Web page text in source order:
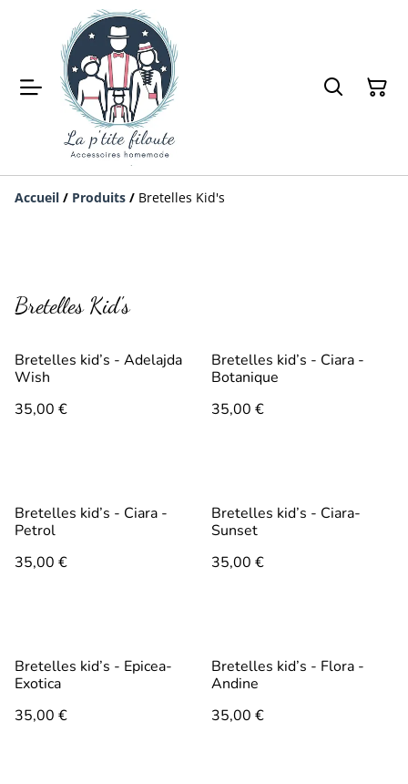
Accueil / Produits / Bretelles Kid's
Bretelles Kid's
Bretelles kid’s - Adelajda
Wish
35,00 €
Bretelles kid’s - Ciara -
Botanique
35,00 €
Bretelles kid’s - Ciara -
Petrol
35,00 €
Bretelles kid’s - Ciara-
Sunset
35,00 €
Bretelles kid’s - Epicea-
Exotica
35,00 €
Bretelles kid’s - Flora -
Andine
35,00 €